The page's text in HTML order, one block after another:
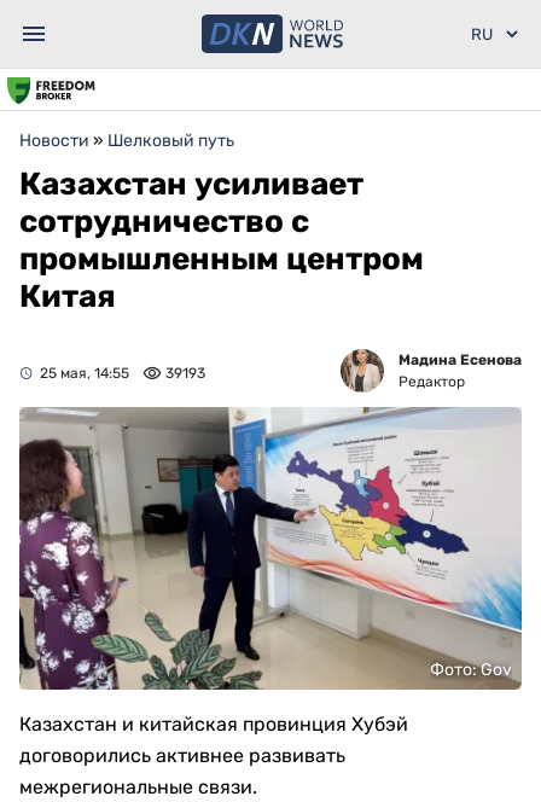
Новости » Шелковый путь
Казахстан усиливает
сотрудничество с
промышленным центром
Китая
25 мая, 14:55 39193
Мадина Есенова
Редактор
Фото: Gov
Казахстан и китайская провинция Хубэй
договорились активнее развивать
межрегиональные связи.